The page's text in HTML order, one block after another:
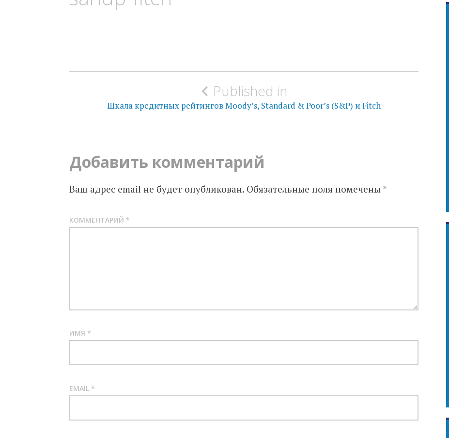
Навигация
записям
Published in
Шкала кредитных рейтингов Moody’s, Standard & Poor’s (S&P) и Fitch
Добавить комментарий
Ваш адрес email не будет опубликован. Обязательные поля помечены *
КОММЕНТАРИЙ *
ИМЯ *
EMAIL *